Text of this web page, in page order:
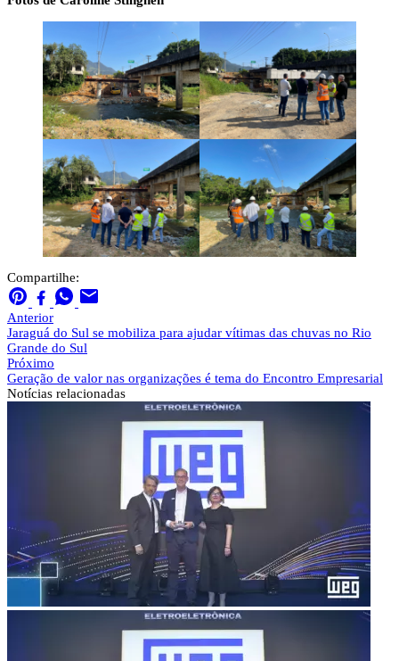
Compartilhe:
Anterior
Jaraguá do Sul se mobiliza para ajudar vítimas das chuvas no Rio
Grande do Sul
Próximo
Geração de valor nas organizações é tema do Encontro Empresarial
Notícias relacionadas